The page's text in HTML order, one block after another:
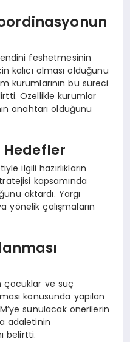
feshetmesinin
kalıcı olması olduğunu
kurumlarının bu süreci
Özellikle kurumlar
anahtarı olduğunu
Hedefler
ilgili hazırlıkların
kapsamında
aktardı. Yargı
yönelik çalışmaların
çocuklar ve suç
konusunda yapılan
sunulacak önerilerin
adaletinin
belirtti.